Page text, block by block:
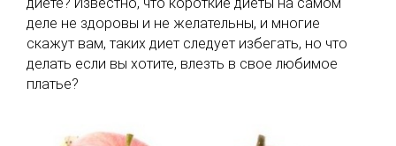
деле не здоровы и не желательны, и многие
скажут вам, таких диет следует избегать, но что
делать если вы хотите, влезть в свое любимое
платье?